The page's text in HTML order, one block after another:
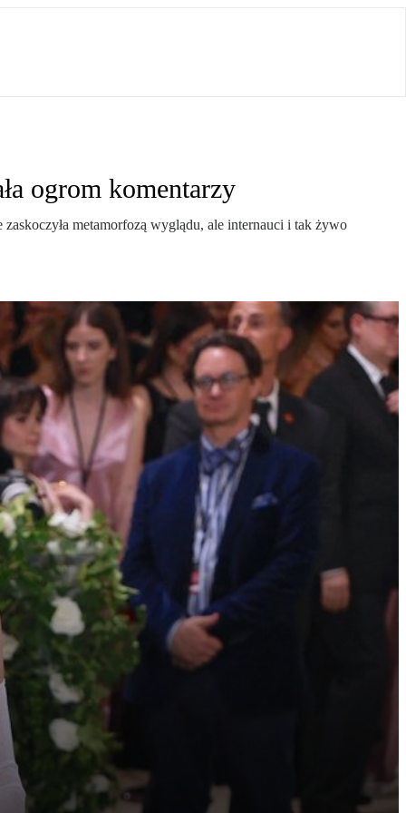
ogrom komentarzy
metamorfozą wyglądu, ale internauci i tak żywo